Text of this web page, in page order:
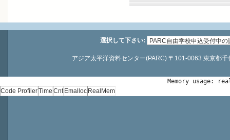
選択して下さい:
アジア太平洋資料センター(PARC) 〒101-0063 東京都
Memory usage:
Code ProfilerTime Cnt Emalloc RealMem